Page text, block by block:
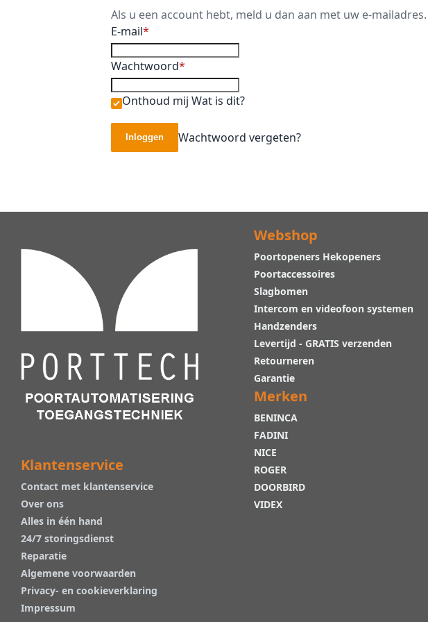
Als u een account hebt, meld u dan aan met uw e-mailadres.
E-mail
Wachtwoord
Onthoud mij Wat is dit?
Inloggen Wachtwoord vergeten?
Klantenservice
Contact met klantenservice
Over ons
Alles in één hand
24/7 storingsdienst
Reparatie
Algemene voorwaarden
Privacy- en cookieverklaring
Impressum
Webshop
Poortopeners Hekopeners
Poortaccessoires
Slagbomen
Intercom en videofoon systemen
Handzenders
Levertijd - GRATIS verzenden
Retourneren
Garantie
Merken
BENINCA
FADINI
NICE
ROGER
DOORBIRD
VIDEX